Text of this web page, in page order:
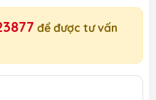
để được tư vấn